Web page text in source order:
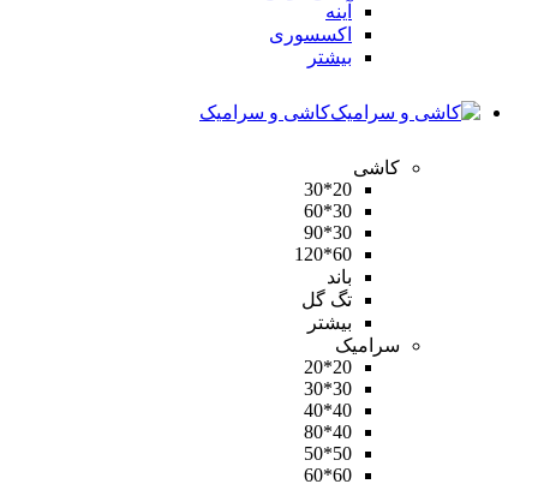
آینه
اکسسوری
بیشتر
کاشی و سرامیک
کاشی
20*30
30*60
30*90
60*120
باند
تگ گل
بیشتر
سرامیک
20*20
30*30
40*40
40*80
50*50
60*60